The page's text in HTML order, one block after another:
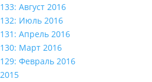
133: Август 2016
132: Июль 2016
131: Апрель 2016
130: Март 2016
129: Февраль 2016
2015